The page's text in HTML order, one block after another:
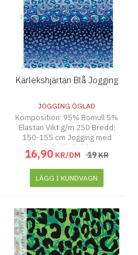
Kärlekshjärtan Blå Jogging
JOGGING ÖGLAD
Komposition: 95% Bomull 5%
Elastan Vikt g/m 250 Bredd:
150-155 cm Jogging med
Öglad baksida
16,90 KR/DM 19KR
LÄGG I KUNDVAGN